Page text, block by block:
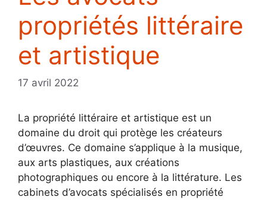
propriétés littéraire
et artistique
17 avril 2022
La propriété littéraire et artistique est un
domaine du droit qui protège les créateurs
d’œuvres. Ce domaine s’applique à la musique,
aux arts plastiques, aux créations
photographiques ou encore à la littérature. Les
cabinets d’avocats spécialisés en propriété